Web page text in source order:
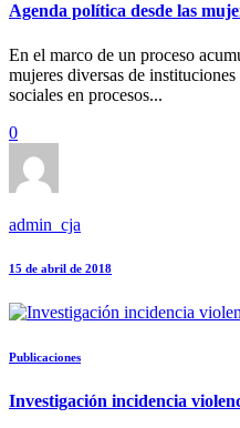
Agenda política desde las
En el marco de un proceso
mujeres diversas de
sociales en procesos...
0
admin_cja
15 de abril de 2018
Publicaciones
Investigación incidencia